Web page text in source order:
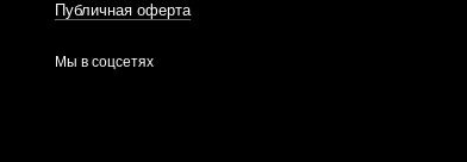
Публичная оферта
Мы в соцсетях